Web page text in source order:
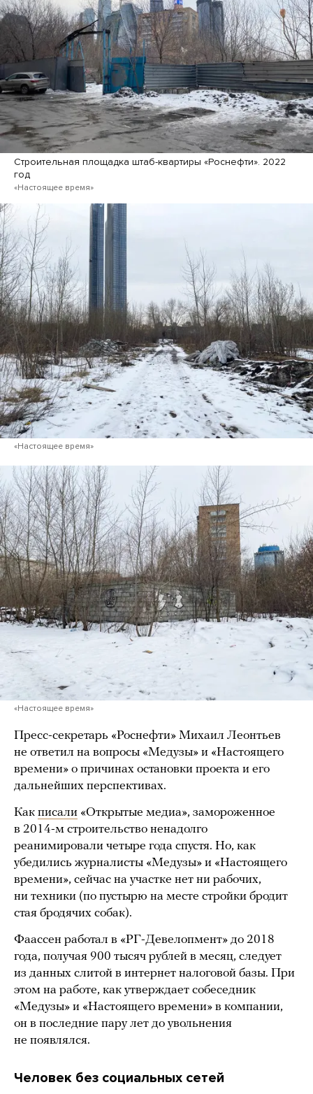
Строительная площадка штаб-квартиры «Роснефти». 2022
год
«Настоящее время»
«Настоящее время»
«Настоящее время»
Пресс-секретарь «Роснефти» Михаил Леонтьев
не ответил на вопросы «Медузы» и «Настоящего
времени» о причинах остановки проекта и его
дальнейших перспективах.
Как писали «Открытые медиа», замороженное
в 2014-м строительство ненадолго
реанимировали четыре года спустя. Но, как
убедились журналисты «Медузы» и «Настоящего
времени», сейчас на участке нет ни рабочих,
ни техники (по пустырю на месте стройки бродит
стая бродячих собак).
Фаассен работал в «РГ-Девелопмент» до 2018
года, получая 900 тысяч рублей в месяц, следует
из данных слитой в интернет налоговой базы. При
этом на работе, как утверждает собеседник
«Медузы» и «Настоящего времени» в компании,
он в последние пару лет до увольнения
не появлялся.
Человек без социальных сетей